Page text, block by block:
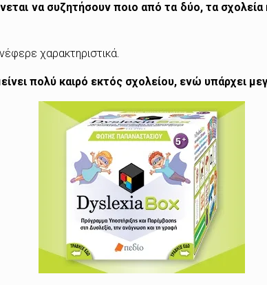
να συζητήσουν ποιο από τα δύο, τα
χαρακτηριστικά.
πολύ καιρό εκτός σχολείου, ενώ υπάρχει